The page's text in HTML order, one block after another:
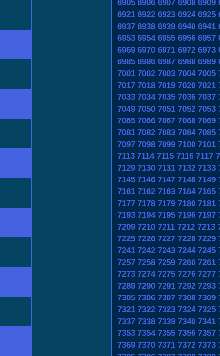
6905 6906 6907 6908 6909
6921 6922 6923 6924 6925
6937 6938 6939 6940 6941
6953 6954 6955 6956 6957
6969 6970 6971 6972 6973
6985 6986 6987 6988 6989
7001 7002 7003 7004 7005
7017 7018 7019 7020 7021
7033 7034 7035 7036 7037
7049 7050 7051 7052 7053
7065 7066 7067 7068 7069
7081 7082 7083 7084 7085
7097 7098 7099 7100 7101
7113 7114 7115 7116 7117
7129 7130 7131 7132 7133
7145 7146 7147 7148 7149
7161 7162 7163 7164 7165
7177 7178 7179 7180 7181
7193 7194 7195 7196 7197
7209 7210 7211 7212 7213
7225 7226 7227 7228 7229
7241 7242 7243 7244 7245
7257 7258 7259 7260 7261
7273 7274 7275 7276 7277
7289 7290 7291 7292 7293
7305 7306 7307 7308 7309
7321 7322 7323 7324 7325
7337 7338 7339 7340 7341
7353 7354 7355 7356 7357
7369 7370 7371 7372 7373